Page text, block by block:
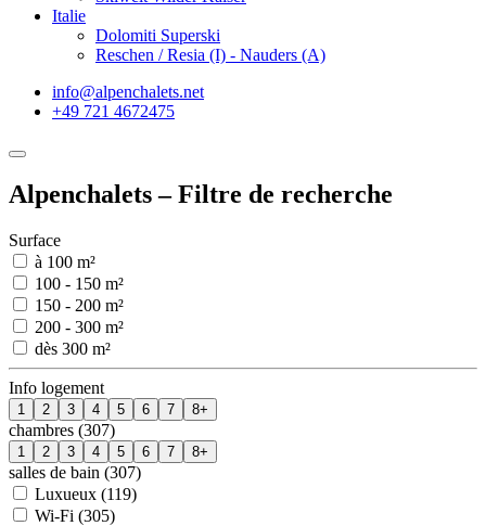
Italie
Dolomiti Superski
Reschen / Resia (I) - Nauders (A)
info@alpenchalets.net
+49 721 4672475
Alpenchalets – Filtre de recherche
Surface
à 100 m²
100 - 150 m²
150 - 200 m²
200 - 300 m²
dès 300 m²
Info logement
1 2 3 4 5 6 7 8+
chambres (307)
1 2 3 4 5 6 7 8+
salles de bain (307)
Luxueux (119)
Wi-Fi (305)